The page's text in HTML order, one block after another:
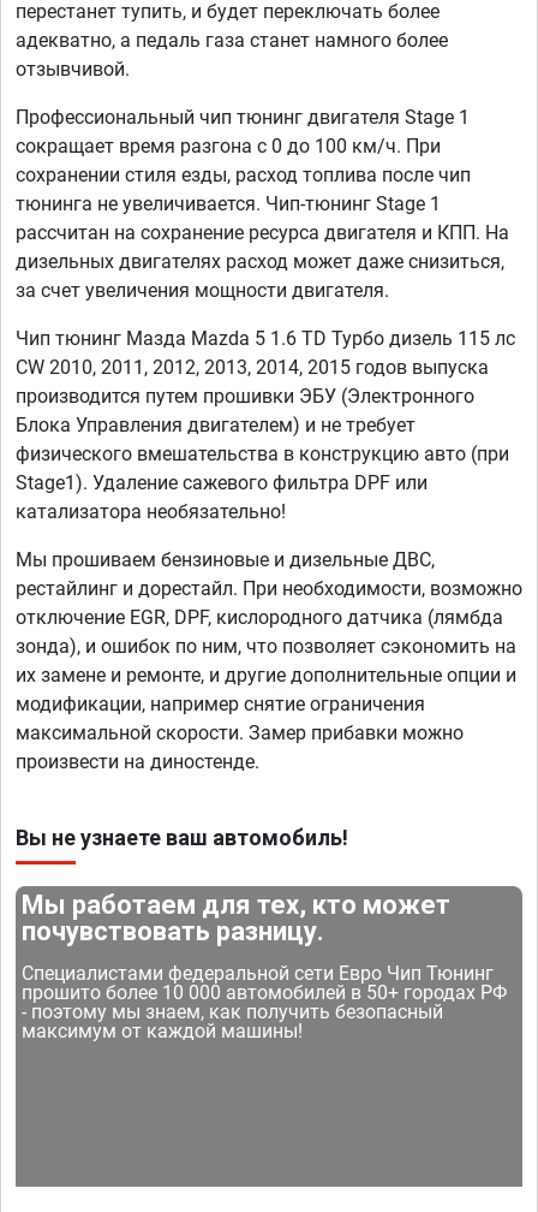
перестанет тупить, и будет переключать более
адекватно, а педаль газа станет намного более
отзывчивой.
Профессиональный чип тюнинг двигателя Stage 1
сокращает время разгона с 0 до 100 км/ч. При
сохранении стиля езды, расход топлива после чип
тюнинга не увеличивается. Чип-тюнинг Stage 1
рассчитан на сохранение ресурса двигателя и КПП. На
дизельных двигателях расход может даже снизиться,
за счет увеличения мощности двигателя.
Чип тюнинг Мазда Mazda 5 1.6 TD Турбо дизель 115 лс
CW 2010, 2011, 2012, 2013, 2014, 2015 годов выпуска
производится путем прошивки ЭБУ (Электронного
Блока Управления двигателем) и не требует
физического вмешательства в конструкцию авто (при
Stage1). Удаление сажевого фильтра DPF или
катализатора необязательно!
Мы прошиваем бензиновые и дизельные ДВС,
рестайлинг и дорестайл. При необходимости, возможно
отключение EGR, DPF, кислородного датчика (лямбда
зонда), и ошибок по ним, что позволяет сэкономить на
их замене и ремонте, и другие дополнительные опции и
модификации, например снятие ограничения
максимальной скорости. Замер прибавки можно
произвести на диностенде.
Вы не узнаете ваш автомобиль!
Мы работаем для тех, кто может
почувствовать разницу.
Специалистами федеральной сети Евро Чип Тюнинг
прошито более 10 000 автомобилей в 50+ городах РФ
- поэтому мы знаем, как получить безопасный
максимум от каждой машины!